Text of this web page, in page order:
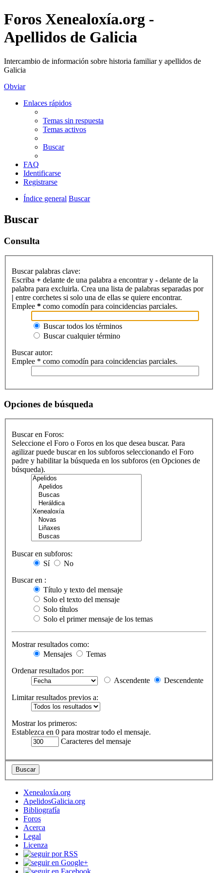
Foros Xenealoxía.org -
Apellidos de Galicia
Intercambio de información sobre historia familiar y apellidos de
Galicia
Obviar
Enlaces rápidos
Temas sin respuesta
Temas activos
Buscar
FAQ
Identificarse
Registrarse
Índice general Buscar
Buscar
Consulta
Buscar palabras clave:
Escriba + delante de una palabra a encontrar y - delante de la
palabra para excluirla. Crea una lista de palabras separadas por
| entre corchetes si solo una de ellas se quiere encontrar.
Emplee * como comodín para coincidencias parciales.
Buscar todos los términos
Buscar cualquier término
Buscar autor:
Emplee * como comodín para coincidencias parciales.
Opciones de búsqueda
Buscar en Foros:
Seleccione el Foro o Foros en los que desea buscar. Para
agilizar puede buscar en los subforos seleccionando el Foro
padre y habilitar la búsqueda en los subforos (en Opciones de
búsqueda).
Buscar en subforos:
Sí
No
Buscar en :
Título y texto del mensaje
Solo el texto del mensaje
Solo títulos
Solo el primer mensaje de los temas
Mostrar resultados como:
Mensajes
Temas
Ordenar resultados por:
Ascendente
Descendente
Limitar resultados previos a:
Mostrar los primeros:
Establezca en 0 para mostrar todo el mensaje.
Caracteres del mensaje
Xenealoxía.org
ApelidosGalicia.org
Bibliografía
Foros
Acerca
Legal
Licenza